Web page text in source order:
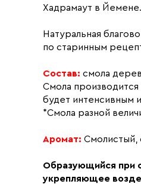
Хадрамаут в Йемене.
Натуральная
по старинным
Состав: смола
Смола
будет интенсивным
*Смола разной
Аромат: Смолистый,
Образующийся при
укрепляющее